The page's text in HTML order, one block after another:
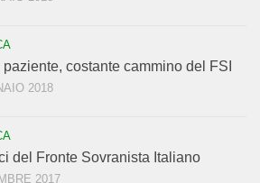
paziente, costante cammino del FSI
2018
del Fronte Sovranista Italiano
2017